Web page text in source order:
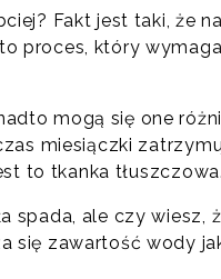
Fakt jest taki, że
proces, który
mogą się one
miesiączki
to tkanka tłuszczowa.
spada, ale czy wiesz,
się zawartość wody